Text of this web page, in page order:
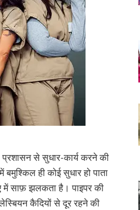
से सुधार-कार्य करने की
ही कोई सुधार हो पाता
में साफ़ झलकता है। पाइपर की
कैदियों से दूर रहने की